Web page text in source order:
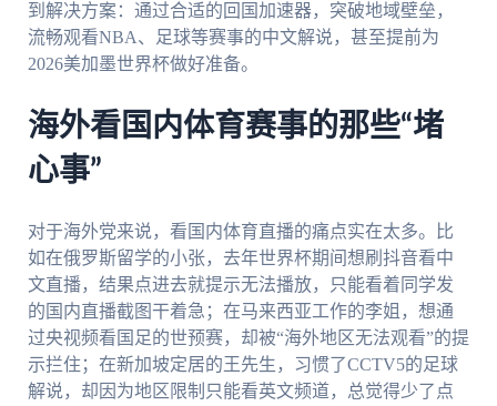
到解决方案：通过合适的回国加速器，突破地域壁垒，
流畅观看NBA、足球等赛事的中文解说，甚至提前为
2026美加墨世界杯做好准备。
海外看国内体育赛事的那些“堵
心事”
对于海外党来说，看国内体育直播的痛点实在太多。比
如在俄罗斯留学的小张，去年世界杯期间想刷抖音看中
文直播，结果点进去就提示无法播放，只能看着同学发
的国内直播截图干着急；在马来西亚工作的李姐，想通
过央视频看国足的世预赛，却被“海外地区无法观看”的提
示拦住；在新加坡定居的王先生，习惯了CCTV5的足球
解说，却因为地区限制只能看英文频道，总觉得少了点